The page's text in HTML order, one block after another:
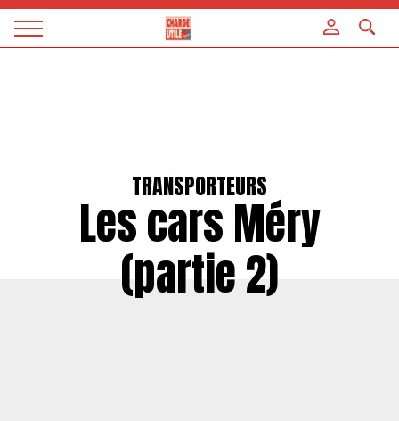
Magazine
TRANSPORTEURS
Les cars Méry
(partie 2)
Panneau de gestion des cookies